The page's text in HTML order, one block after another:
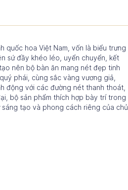
quốc hoa Việt Nam, vốn là biểu trưng
sứ đầy khéo léo, uyển chuyển, kết
nên bộ bàn ăn mang nét đẹp tinh
phái, cùng sắc vàng vương giả,
động với các đường nét thanh thoát,
bộ sản phẩm thích hợp bày trí trong
tạo và phong cách riêng của chủ